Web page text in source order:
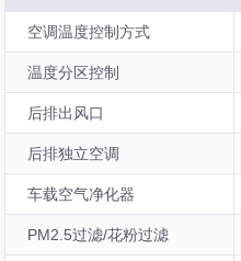
空调温度控制方式
温度分区控制
后排出风口
后排独立空调
车载空气净化器
PM2.5过滤/花粉过滤